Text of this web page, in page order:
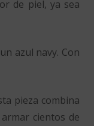
de piel, ya sea
azul navy. Con
pieza combina
cientos de